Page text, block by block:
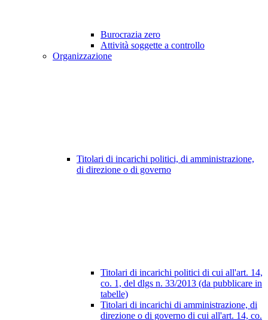
Burocrazia zero
Attività soggette a controllo
Organizzazione
Titolari di incarichi politici, di amministrazione,
di direzione o di governo
Titolari di incarichi politici di cui all'art. 14,
co. 1, del dlgs n. 33/2013 (da pubblicare in
tabelle)
Titolari di incarichi di amministrazione, di
direzione o di governo di cui all'art. 14, co.